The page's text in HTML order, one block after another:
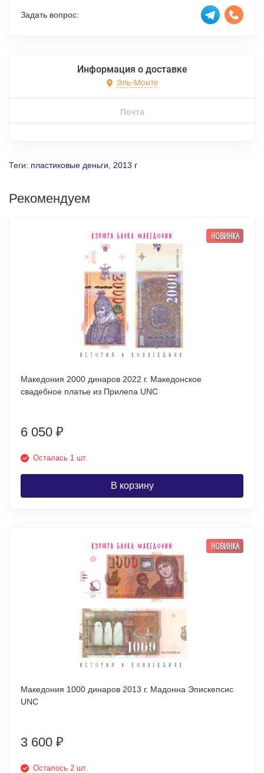
Задать вопрос:
Информация о доставке
Эль-Монте
Почта
Теги: пластиковые деньги 2013 г
Рекомендуем
НОВИНКА
Македония 2000 динаров 2022 г. Македонское
свадебное платье из Прилепа UNC
6 050 ₽
Осталась 1 шт.
В корзину
НОВИНКА
Македония 1000 динаров 2013 г. Мадонна Эпискепсис
UNC
3 600 ₽
Осталось 2 шт.